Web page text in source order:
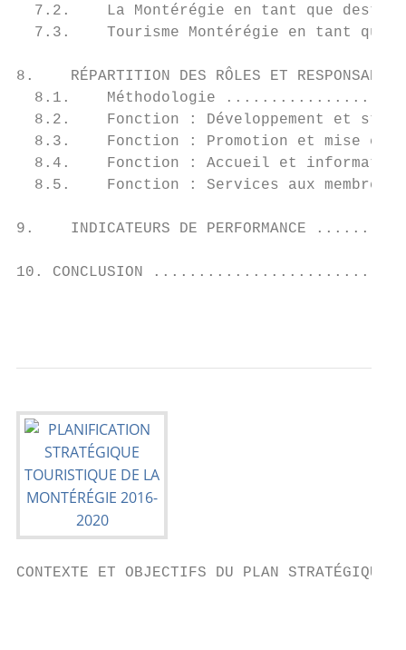
7.2.    La Montérégie en tant que
7.3.    Tourisme Montérégie en tant
8.    RÉPARTITION DES RÔLES ET
8.1.    Méthodologie
8.2.    Fonction : Développement et
8.3.    Fonction : Promotion et mise en
8.4.    Fonction : Accueil et
8.5.    Fonction : Services aux membres
9.    INDICATEURS DE
10. CONCLUSION
CONTEXTE ET OBJECTIFS DU PLAN STRATÉGIQUE